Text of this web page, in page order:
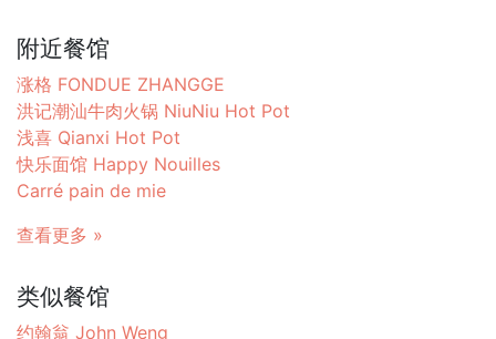
附近餐馆
涨格 FONDUE ZHANGGE
洪记潮汕牛肉火锅 NiuNiu Hot Pot
浅喜 Qianxi Hot Pot
快乐面馆 Happy Nouilles
Carré pain de mie
查看更多 »
类似餐馆
约翰翁 John Weng